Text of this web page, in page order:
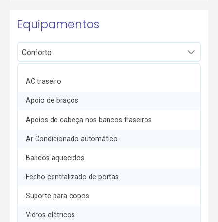
Equipamentos
AC traseiro
Apoio de braços
Apoios de cabeça nos bancos traseiros
Ar Condicionado automático
Bancos aquecidos
Fecho centralizado de portas
Suporte para copos
Vidros elétricos